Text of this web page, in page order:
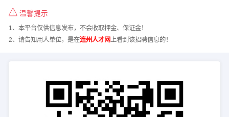
温馨提示
1、本平台仅供信息发布，不会收取押金、保证金！
2、请告知用人单位，是在连州人才网上看到该招聘信息的！